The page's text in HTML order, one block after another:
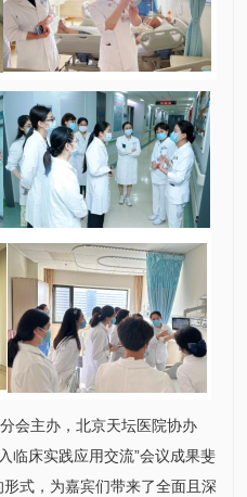
会主办，北京天坛医院协办
临床实践应用交流”会议成果斐
式，为嘉宾们带来了全面且深